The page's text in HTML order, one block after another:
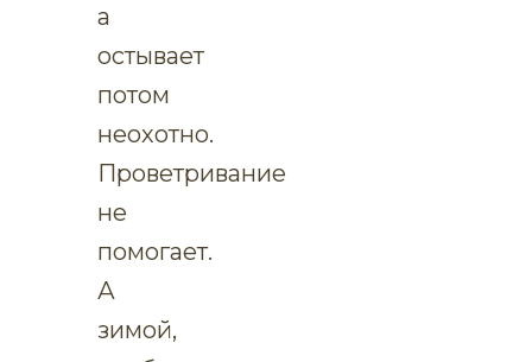
а
остывает
потом
неохотно.
Проветривание
не
помогает.
А
зимой,